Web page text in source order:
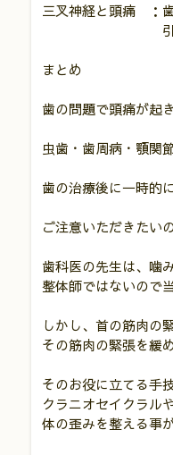
三叉神経と頭痛 ：
引き起こ
まとめ
歯の問題で頭痛が起
虫歯・歯周病・顎関
歯の治療後に一時的
ご注意いただきたい
歯科医の先生は、噛
整体師ではないので
しかし、首の筋肉の
その筋肉の緊張を緩
そのお役に立てる手
クラニオセイクラル
体の歪みを整える事